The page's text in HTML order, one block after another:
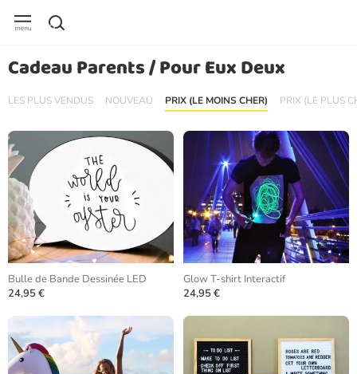
Cadeau Parents / Pour Eux Deux
LES PLUS VENDUS NOUVEAU PRIX (LE MOINS CHER) PRIX (LE PLUS
Bulle de Bande Dessinée LED
24,95 €
Glow T-shirt Interactif
24,95 €